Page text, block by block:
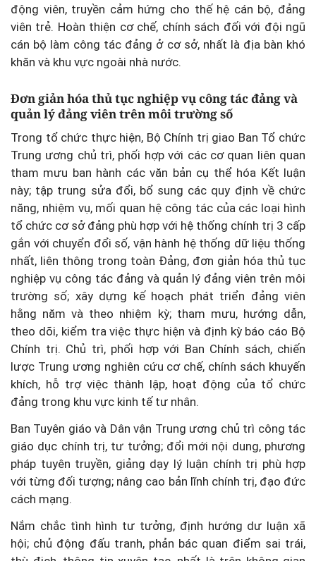
động viên, truyền cảm hứng cho thế hệ cán bộ, đảng
viên trẻ. Hoàn thiện cơ chế, chính sách đối với đội ngũ
cán bộ làm công tác đảng ở cơ sở, nhất là địa bàn khó
khăn và khu vực ngoài nhà nước.
Đơn giản hóa thủ tục nghiệp vụ công tác đảng và
quản lý đảng viên trên môi trường số
Trong tổ chức thực hiện, Bộ Chính trị giao Ban Tổ chức
Trung ương chủ trì, phối hợp với các cơ quan liên quan
tham mưu ban hành các văn bản cụ thể hóa Kết luận
này; tập trung sửa đổi, bổ sung các quy định về chức
năng, nhiệm vụ, mối quan hệ công tác của các loại hình
tổ chức cơ sở đảng phù hợp với hệ thống chính trị 3 cấp
gắn với chuyển đổi số, vận hành hệ thống dữ liệu thống
nhất, liên thông trong toàn Đảng, đơn giản hóa thủ tục
nghiệp vụ công tác đảng và quản lý đảng viên trên môi
trường số; xây dựng kế hoạch phát triển đảng viên
hằng năm và theo nhiệm kỳ; tham mưu, hướng dẫn,
theo dõi, kiểm tra việc thực hiện và định kỳ báo cáo Bộ
Chính trị. Chủ trì, phối hợp với Ban Chính sách, chiến
lược Trung ương nghiên cứu cơ chế, chính sách khuyến
khích, hỗ trợ việc thành lập, hoạt động của tổ chức
đảng trong khu vực kinh tế tư nhân.
Ban Tuyên giáo và Dân vận Trung ương chủ trì công tác
giáo dục chính trị, tư tưởng; đổi mới nội dung, phương
pháp tuyên truyền, giảng dạy lý luận chính trị phù hợp
với từng đối tượng; nâng cao bản lĩnh chính trị, đạo đức
cách mạng.
Nắm chắc tình hình tư tưởng, định hướng dư luận xã
hội; chủ động đấu tranh, phản bác quan điểm sai trái,